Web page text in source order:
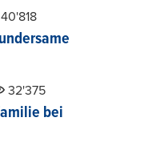
40'818
32'375
bei